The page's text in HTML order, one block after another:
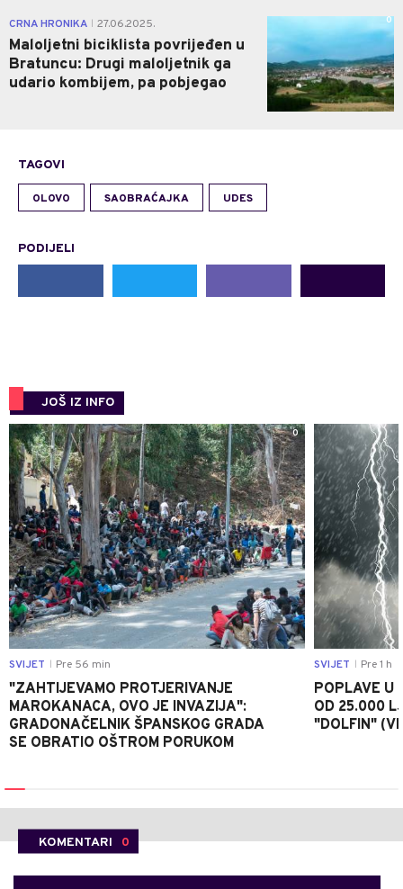
CRNA HRONIKA 27.06.2025.
Maloljetni biciklista povrijeđen u
Bratuncu: Drugi maloljetnik ga
udario kombijem, pa pobjegao
0
TAGOVI
OLOVO SAOBRAĆAJKA UDES
PODIJELI
JOŠ IZ INFO
0
SVIJET Pre 56 min
"ZAHTIJEVAMO PROTJERIVANJE
MAROKANACA, OVO JE INVAZIJA":
GRADONAČELNIK ŠPANSKOG GRADA
SE OBRATIO OŠTROM PORUKOM
SVIJET Pre 1 h
POPLAVE U
OD 25.000
"DOLFIN"
KOMENTARI 0